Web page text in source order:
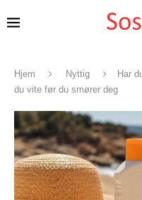
Hjem Nyttig
Har
du vite før du smører deg